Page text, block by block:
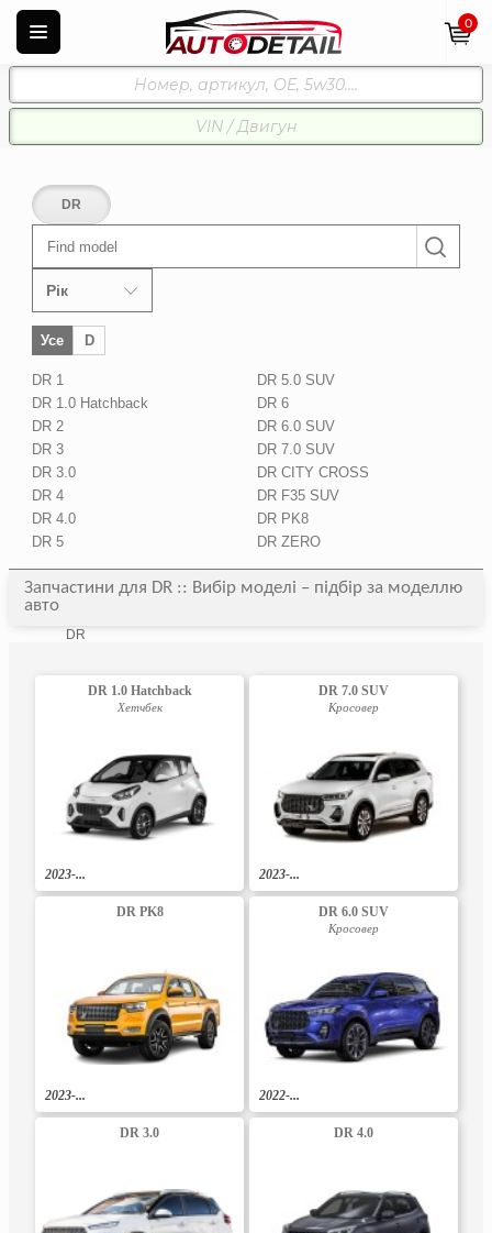
0
DR
Find model
Рік
Усе D
DR 1
DR 1.0 Hatchback
DR 2
DR 3
DR 3.0
DR 4
DR 4.0
DR 5
DR 5.0 SUV
DR 6
DR 6.0 SUV
DR 7.0 SUV
DR CITY CROSS
DR F35 SUV
DR PK8
DR ZERO
Запчастини для DR :: Вибір моделі – підбір за моделлю
авто
DR
DR 1.0 Hatchback
Хетчбек
2023-...
DR 7.0 SUV
Кросовер
2023-...
DR PK8
2023-...
DR 6.0 SUV
Кросовер
2022-...
DR 3.0 DR 4.0